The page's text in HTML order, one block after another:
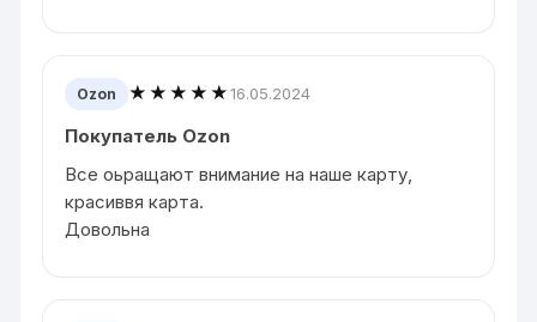
Ozon ★★★★★16.05.2024
Покупатель Ozon
Все оьращают внимание на наше карту,
красиввя карта.
Довольна